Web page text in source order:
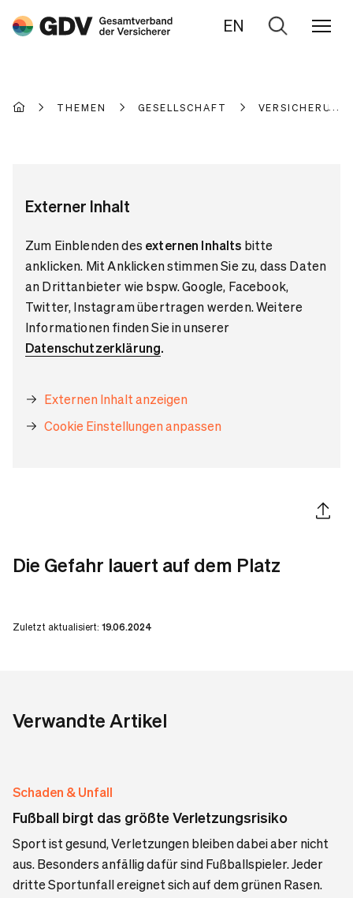
EN
Zur
THEMEN GESELLSCHAFT
Externer Inhalt
Zum Einblenden des externen Inhalts bitte
anklicken. Mit Anklicken stimmen Sie zu, dass Daten
an Drittanbieter wie bspw. Google, Facebook,
Twitter, Instagram übertragen werden. Weitere
Informationen finden Sie in unserer
Datenschutzerklärung.
Externen Inhalt anzeigen
Cookie Einstellungen anpassen
Artikel
Die Gefahr lauert auf dem Platz
Zuletzt aktualisiert: 19.06.2024
Verwandte Artikel
Schaden & Unfall
Fußball birgt das größte Verletzungsrisiko
Sport ist gesund, Verletzungen bleiben dabei aber nicht
aus. Besonders anfällig dafür sind Fußballspieler. Jeder
dritte Sportunfall ereignet sich auf dem grünen Rasen.